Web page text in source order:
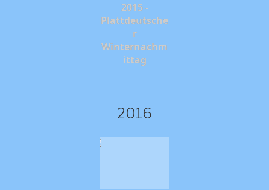
2015 -
Plattdeutsche
r
Winternachm
ittag
2016